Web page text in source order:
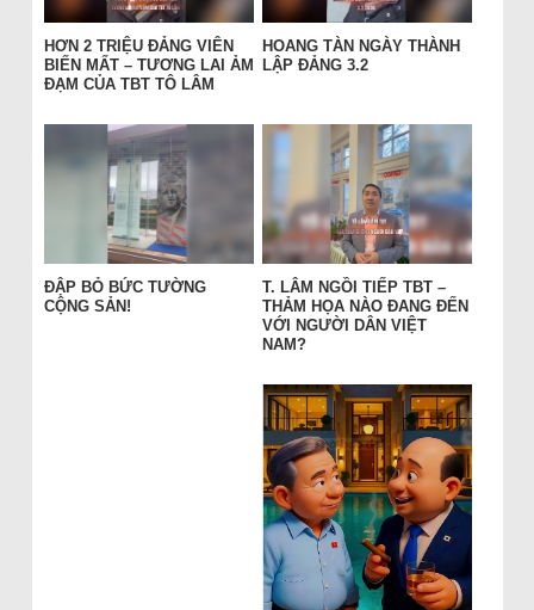
HƠN 2 TRIỆU ĐẢNG VIÊN
BIẾN MẤT – TƯƠNG LAI ẢM
ĐẠM CỦA TBT TÔ LÂM
HOANG TÀN NGÀY THÀNH
LẬP ĐẢNG 3.2
ĐẬP BỎ BỨC TƯỜNG
CỘNG SẢN!
T. LÂM NGỒI TIẾP TBT –
THẢM HỌA NÀO ĐANG ĐẾN
VỚI NGƯỜI DÂN VIỆT
NAM?